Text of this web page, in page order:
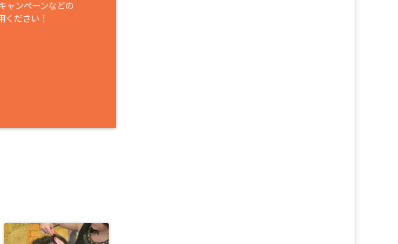
ャンペーンなどの
ください！